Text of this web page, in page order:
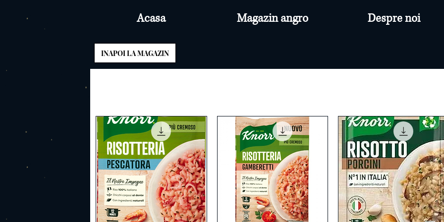
Acasa Magazin angro Despre noi
INAPOI LA MAGAZIN